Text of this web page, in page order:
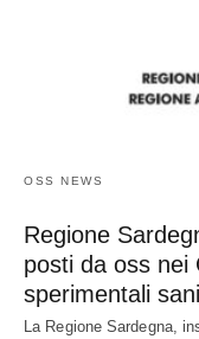
OSS NEWS
Regione
posti da oss nei
sperimentali
La Regione Sardegna,